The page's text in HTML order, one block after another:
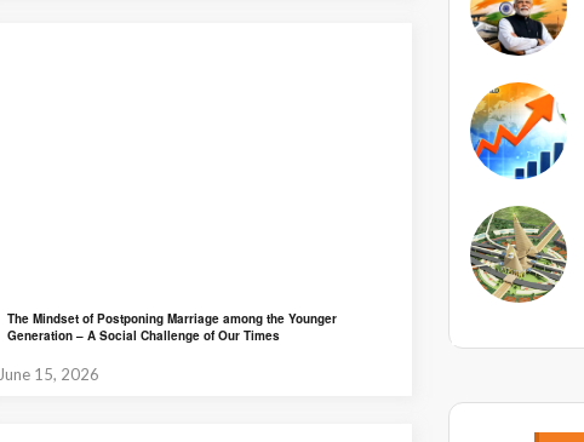
The Mindset of Postponing Marriage among the Younger
Generation – A Social Challenge of Our Times
June 15, 2026